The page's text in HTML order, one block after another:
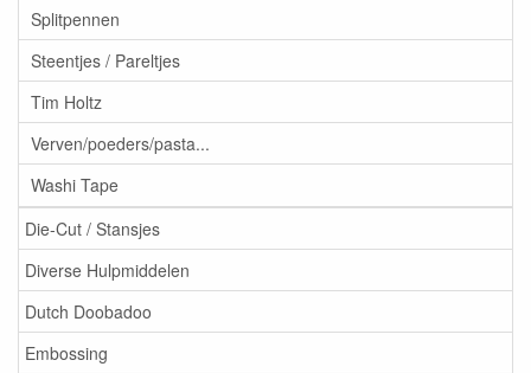
Splitpennen
Steentjes / Pareltjes
Tim Holtz
Verven/poeders/pasta...
Washi Tape
Die-Cut / Stansjes
Diverse Hulpmiddelen
Dutch Doobadoo
Embossing